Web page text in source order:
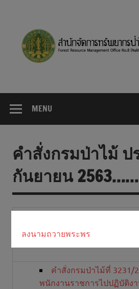
MENU
คำสั่งกรมป่าไม้ ป
กันยายน 2563……
คำสั่งกรมป่าไม้ที่ 3320/
คำสั่งกรมป่าไม้ที่ 3231/
พนักงานราชการไปปฏิบัติง
ลงนามถวายพระพร